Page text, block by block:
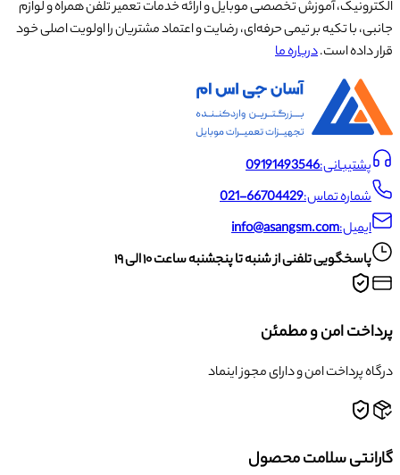
الکترونیک، آموزش تخصصی موبایل و ارائه خدمات تعمیر تلفن همراه و لوازم
جانبی، با تکیه بر تیمی حرفه‌ای، رضایت و اعتماد مشتریان را اولویت اصلی خود
قرار داده است.درباره ما
پشتیبانی:09191493546
شماره تماس:021-66704429
ایمیل:info@asangsm.com
پاسخگویی تلفنی از شنبه تا پنجشنبه ساعت ۱۰ الی ۱۹
پرداخت امن و مطمئن
درگاه پرداخت امن و دارای مجوز اینماد
گارانتی سلامت محصول